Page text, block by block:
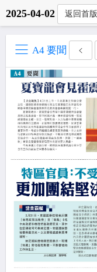
2025-04-02 返回首版
A4 要聞